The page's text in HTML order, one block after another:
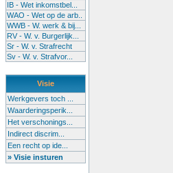
IB - Wet inkomstbel...
WAO - Wet op de arb..
WWB - W. werk & bij...
RV - W. v. Burgerlijk...
Sr - W. v. Strafrecht
Sv - W. v. Strafvor...
Visie
Werkgevers toch ...
Waarderingsperik...
Het verschonings...
Indirect discrim...
Een recht op ide...
» Visie insturen